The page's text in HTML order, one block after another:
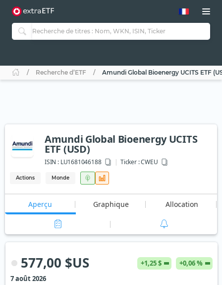
Recherche d’ETF Amundi Global Bioenergy UCITS ETF
Amundi Global Bioenergy UCITS
ETF (USD)
ISIN :LU1681046188 Ticker :CWEU
Actions Monde
Aperçu Graphique Allocation
577,00 $US +1,25 $
+0,06 %
7 août 2026